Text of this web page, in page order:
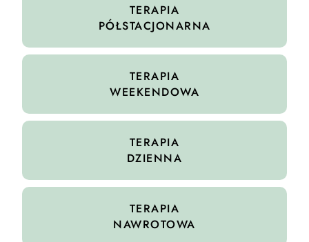
TERAPIA
PÓŁSTACJONARNA
TERAPIA
WEEKENDOWA
TERAPIA
DZIENNA
TERAPIA
NAWROTOWA